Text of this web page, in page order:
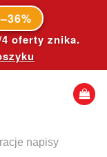
–36%
oferty znika.
napisy